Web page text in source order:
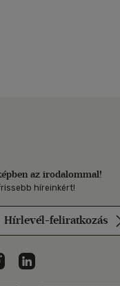
az irodalommal!
híreinkért!
Hírlevél-feliratkozás
Youtube-on
Libri az Instagramon
Libri a LinkedInen